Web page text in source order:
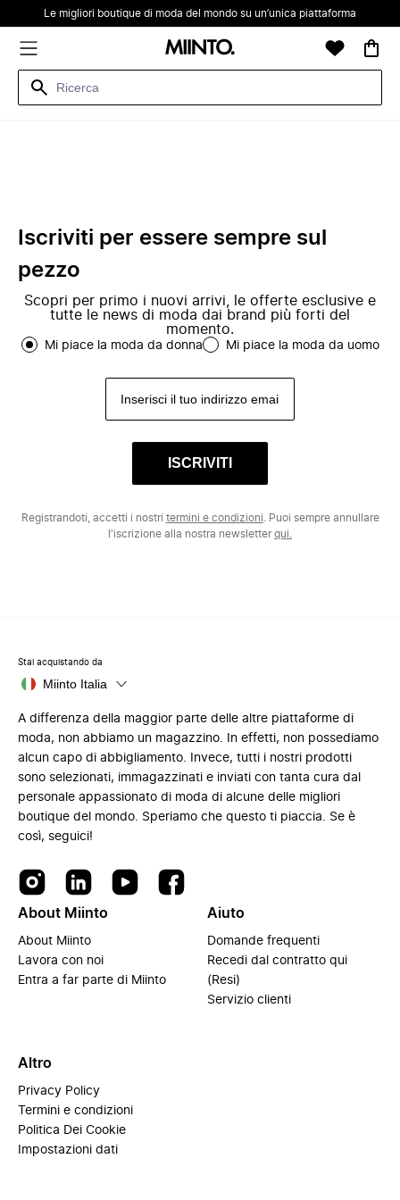
Le migliori boutique di moda del mondo su un’unica piattaforma
Iscriviti per essere sempre sul
pezzo
Scopri per primo i nuovi arrivi, le offerte esclusive e
tutte le news di moda dai brand più forti del
momento.
Mi piace la moda da donna Mi piace la moda da uomo
ISCRIVITI
Registrandoti, accetti i nostri termini e condizioni . Puoi sempre annullare
l'iscrizione alla nostra newsletterqui.
Stai acquistando da
Miinto Italia
A differenza della maggior parte delle altre piattaforme di
moda, non abbiamo un magazzino. In effetti, non possediamo
alcun capo di abbigliamento. Invece, tutti i nostri prodotti
sono selezionati, immagazzinati e inviati con tanta cura dal
personale appassionato di moda di alcune delle migliori
boutique del mondo. Speriamo che questo ti piaccia. Se è
così, seguici!
About Miinto
About Miinto
Lavora con noi
Entra a far parte di Miinto
Aiuto
Domande frequenti
Recedi dal contratto qui
(Resi)
Servizio clienti
Altro
Privacy Policy
Termini e condizioni
Politica Dei Cookie
Impostazioni dati